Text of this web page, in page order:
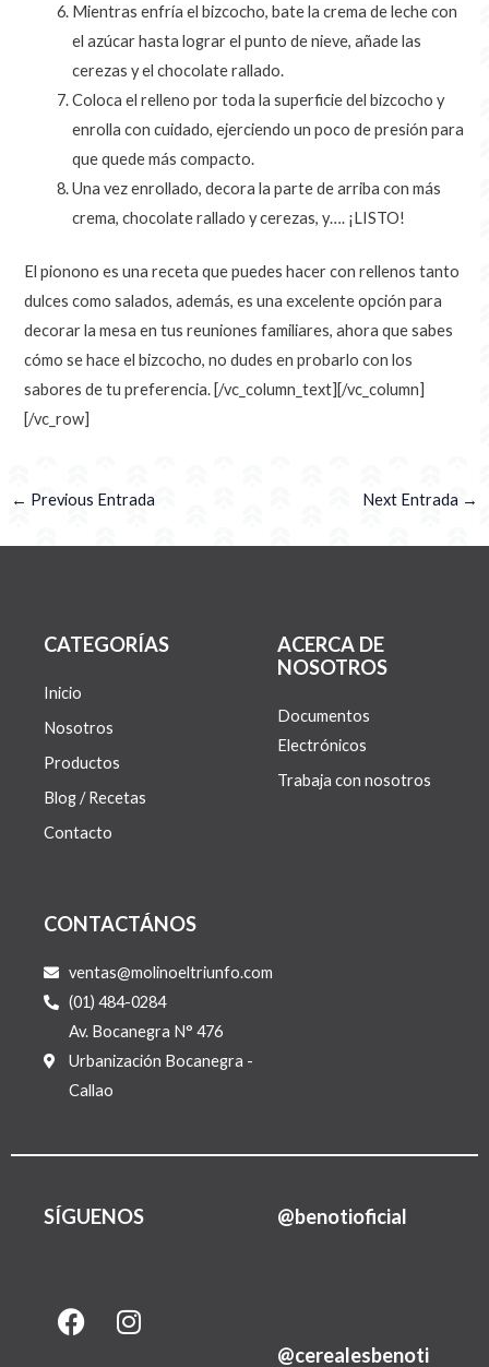
Mientras enfría el bizcocho, bate la crema de leche con
el azúcar hasta lograr el punto de nieve, añade las
cerezas y el chocolate rallado.
Coloca el relleno por toda la superficie del bizcocho y
enrolla con cuidado, ejerciendo un poco de presión para
que quede más compacto.
Una vez enrollado, decora la parte de arriba con más
crema, chocolate rallado y cerezas, y…. ¡LISTO!
El pionono es una receta que puedes hacer con rellenos tanto
dulces como salados, además, es una excelente opción para
decorar la mesa en tus reuniones familiares, ahora que sabes
cómo se hace el bizcocho, no dudes en probarlo con los
sabores de tu preferencia. [/vc_column_text][/vc_column]
[/vc_row]
← Previous Entrada Next Entrada →
CATEGORÍAS
Inicio
Nosotros
Productos
Blog / Recetas
Contacto
ACERCA DE
NOSOTROS
Documentos
Electrónicos
Trabaja con nosotros
CONTACTÁNOS
ventas@molinoeltriunfo.com
(01) 484-0284
Av. Bocanegra N° 476
Urbanización Bocanegra -
Callao
SÍGUENOS @benotioficial
F
a
I
n
L
i
@cerealesbenoti